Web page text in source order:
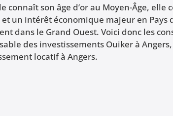
connaît son âge d’or au Moyen-Âge,
un intérêt économique majeur en Pays
dans le Grand Ouest. Voici donc les
des investissements Ouiker à
locatif à Angers.